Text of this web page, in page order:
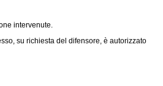
intervenute.
su richiesta del difensore, è autorizzato